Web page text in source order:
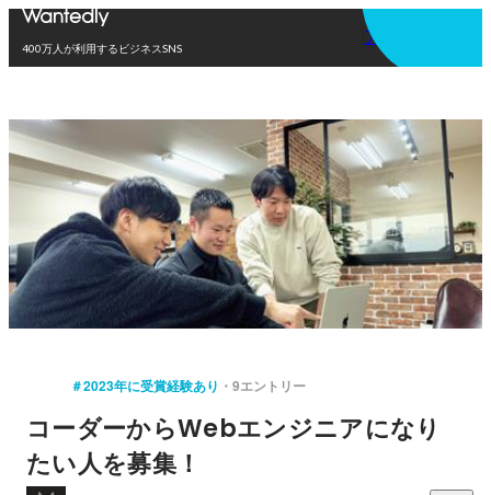
400万人が利用するビジネスSNS
アプリを使う
＃2023年に受賞経験あり 9エントリー
コーダーからWebエンジニアになり
たい人を募集！